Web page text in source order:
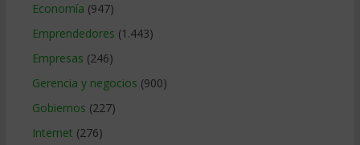
Economía (947)
Emprendedores (1.443)
Empresas (246)
Gerencia y negocios (900)
Gobiernos (227)
Internet (276)